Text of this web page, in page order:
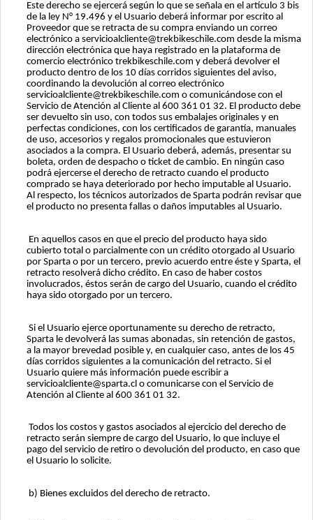
Este derecho se ejercerá según lo que se señala en el artículo 3 bis
de la ley N° 19.496 y el Usuario deberá informar por escrito al
Proveedor que se retracta de su compra enviando un correo
electrónico a servicioalcliente@trekbikeschile.com desde la misma
dirección electrónica que haya registrado en la plataforma de
comercio electrónico trekbikeschile.com y deberá devolver el
producto dentro de los 10 días corridos siguientes del aviso,
coordinando la devolución al correo electrónico
servicioalcliente@trekbikeschile.com o comunicándose con el
Servicio de Atención al Cliente al 600 361 01 32. El producto debe
ser devuelto sin uso, con todos sus embalajes originales y en
perfectas condiciones, con los certificados de garantía, manuales
de uso, accesorios y regalos promocionales que estuvieron
asociados a la compra. El Usuario deberá, además, presentar su
boleta, orden de despacho o ticket de cambio. En ningún caso
podrá ejercerse el derecho de retracto cuando el producto
comprado se haya deteriorado por hecho imputable al Usuario.
Al respecto, los técnicos autorizados de Sparta podrán revisar que
el producto no presenta fallas o daños imputables al Usuario.
En aquellos casos en que el precio del producto haya sido
cubierto total o parcialmente con un crédito otorgado al Usuario
por Sparta o por un tercero, previo acuerdo entre éste y Sparta, el
retracto resolverá dicho crédito. En caso de haber costos
involucrados, éstos serán de cargo del Usuario, cuando el crédito
haya sido otorgado por un tercero.
Si el Usuario ejerce oportunamente su derecho de retracto,
Sparta le devolverá las sumas abonadas, sin retención de gastos,
a la mayor brevedad posible y, en cualquier caso, antes de los 45
días corridos siguientes a la comunicación del retracto. Si el
Usuario quiere más información puede escribir a
servicioalcliente@sparta.cl o comunicarse con el Servicio de
Atención al Cliente al 600 361 01 32.
Todos los costos y gastos asociados al ejercicio del derecho de
retracto serán siempre de cargo del Usuario, lo que incluye el
pago del servicio de retiro o devolución del producto, en caso que
el Usuario lo solicite.
b) Bienes excluidos del derecho de retracto.